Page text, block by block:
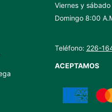
Viernes y
Domingo 8:00
Teléfono: 226-
ACEPTAMOS